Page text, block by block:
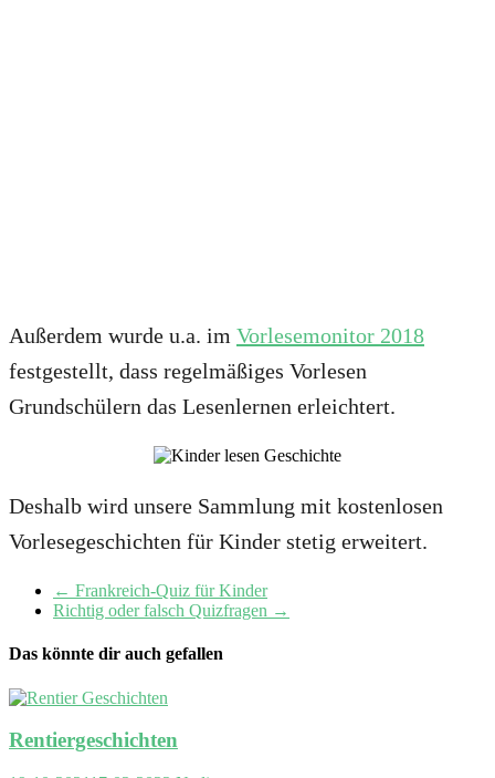
Außerdem wurde u.a. im Vorlesemonitor 2018
festgestellt, dass regelmäßiges Vorlesen
Grundschülern das Lesenlernen erleichtert.
Deshalb wird unsere Sammlung mit kostenlosen
Vorlesegeschichten für Kinder stetig erweitert.
← Frankreich-Quiz für Kinder
Richtig oder falsch Quizfragen →
Das könnte dir auch gefallen
Rentiergeschichten